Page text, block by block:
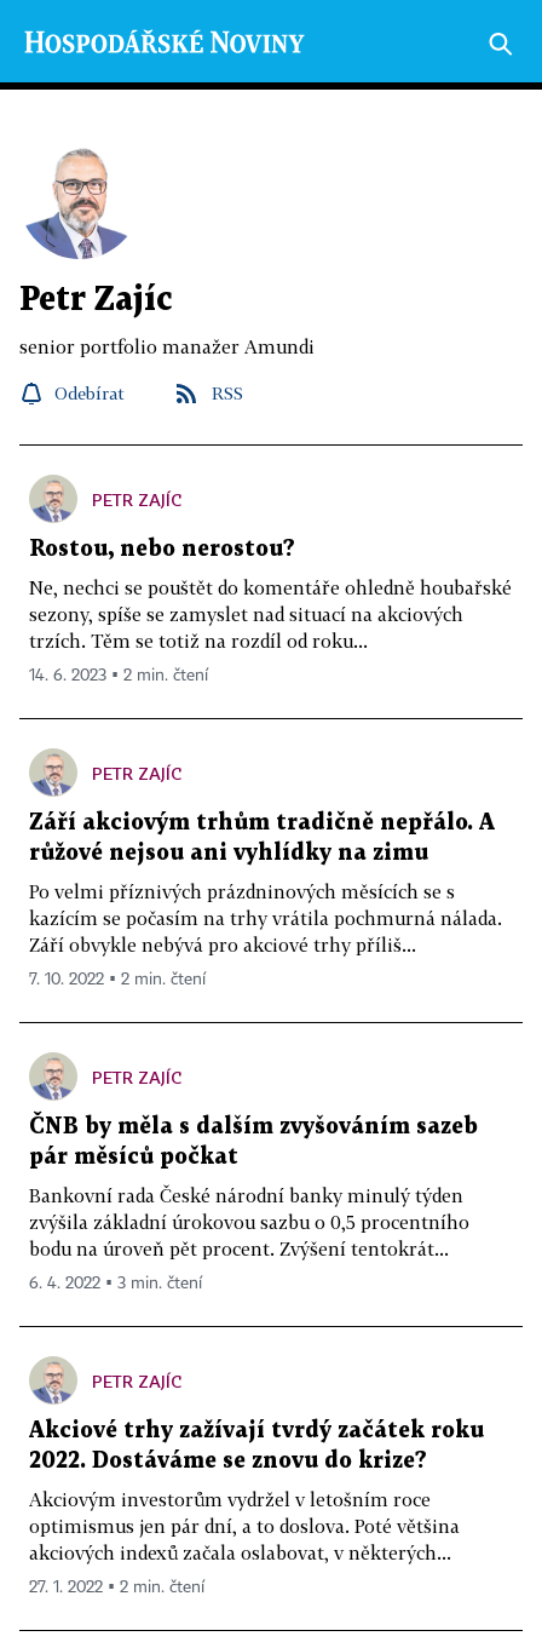
Petr Zajíc
senior portfolio manažer Amundi
Odebírat RSS
PETR ZAJÍC
Rostou, nebo nerostou?
Ne, nechci se pouštět do komentáře ohledně houbařské
sezony, spíše se zamyslet nad situací na akciových
trzích. Těm se totiž na rozdíl od roku...
14. 6. 2023 ▪ 2 min. čtení
PETR ZAJÍC
Září akciovým trhům tradičně nepřálo. A
růžové nejsou ani vyhlídky na zimu
Po velmi příznivých prázdninových měsících se s
kazícím se počasím na trhy vrátila pochmurná nálada.
Září obvykle nebývá pro akciové trhy příliš...
7. 10. 2022 ▪ 2 min. čtení
PETR ZAJÍC
ČNB by měla s dalším zvyšováním sazeb
pár měsíců počkat
Bankovní rada České národní banky minulý týden
zvýšila základní úrokovou sazbu o 0,5 procentního
bodu na úroveň pět procent. Zvýšení tentokrát...
6. 4. 2022 ▪ 3 min. čtení
PETR ZAJÍC
Akciové trhy zažívají tvrdý začátek roku
2022. Dostáváme se znovu do krize?
Akciovým investorům vydržel v letošním roce
optimismus jen pár dní, a to doslova. Poté většina
akciových indexů začala oslabovat, v některých...
27. 1. 2022 ▪ 2 min. čtení